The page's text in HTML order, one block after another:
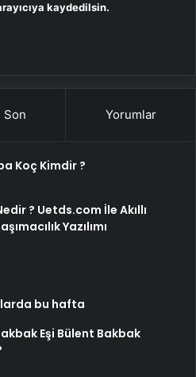
kaydedilsin.
Son Yorumlar
Koç Kimdir ?
? Uetds.com İle Akıllı
Yazılımı
bu hafta
Eşi Bülent Bakbak